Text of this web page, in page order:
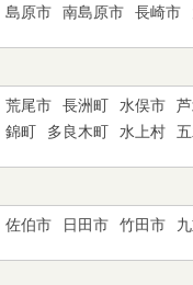
島原市 南島原市 長崎市
荒尾市 長洲町 水俣市
錦町
多良木町 水上村
佐伯市 日田市 竹田市